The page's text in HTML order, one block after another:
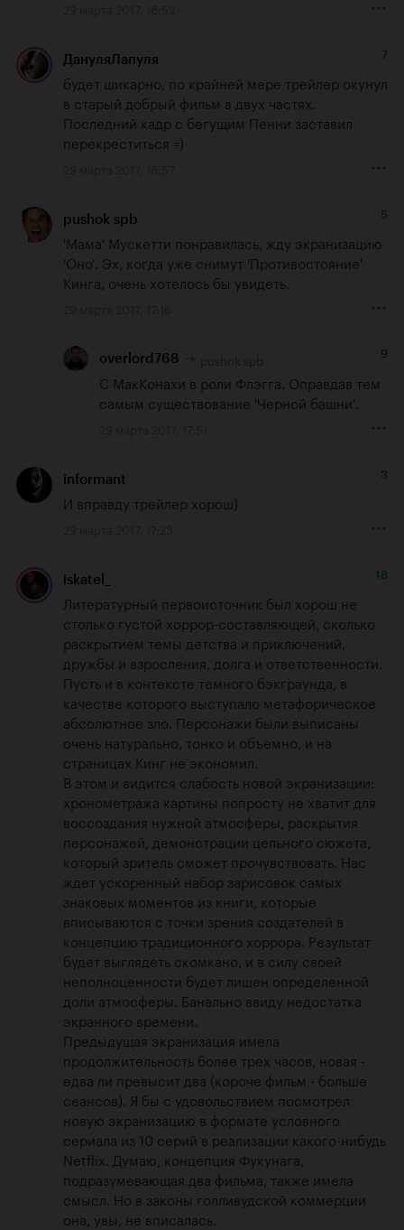
ДануляЛапуля 7
будет шикарно, по крайней мере трейлер окунул
в старый добрый фильм в двух частях.
Последний кадр с бегущим Пенни заставил
перекреститься =)
pushok spb 5
'Мама' Мускетти понравилась, жду экранизацию
'Оно'. Эх, когда уже снимут 'Противостояние'
Кинга, очень хотелось бы увидеть.
overlord768 9
С МакКонахи в роли Флэгга. Оправдав тем
самым существование 'Черной башни'.
informant 3
И вправду трейлер хорош)
iskatel_ 18
Литературный первоисточник был хорош не
столько густой хоррор-составляющей, сколько
раскрытием темы детства и приключений,
дружбы и взросления, долга и ответственности.
Пусть и в контексте темного бэкграунда, в
качестве которого выступало метафорическое
абсолютное зло. Персонажи были выписаны
очень натурально, тонко и объемно, и на
страницах Кинг не экономил.
В этом и видится слабость новой экранизации:
хронометража картины попросту не хватит для
воссоздания нужной атмосферы, раскрытия
персонажей, демонстрации цельного сюжета,
который зритель сможет прочувствовать. Нас
ждет ускоренный набор зарисовок самых
знаковых моментов из книги, которые
вписываются с точки зрения создателей в
концепцию традиционного хоррора. Результат
будет выглядеть скомкано, и в силу своей
неполноценности будет лишен определенной
доли атмосферы. Банально ввиду недостатка
экранного времени.
Предыдущая экранизация имела
продолжительность более трех часов, новая -
едва ли превысит два (короче фильм - больше
сеансов). Я бы с удовольствием посмотрел
новую экранизацию в формате условного
сериала из 10 серий в реализации какого-нибудь
Netflix. Думаю, концепция Фукунага,
подразумевающая два фильма, также имела
смысл. Но в законы голливудской коммерции
она, увы, не вписалась.